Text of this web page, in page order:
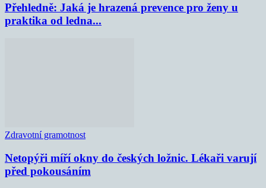
Přehledně: Jaká je hrazená prevence pro ženy u
praktika od ledna...
Zdravotní gramotnost
Netopýři míří okny do českých ložnic. Lékaři varují
před pokousáním